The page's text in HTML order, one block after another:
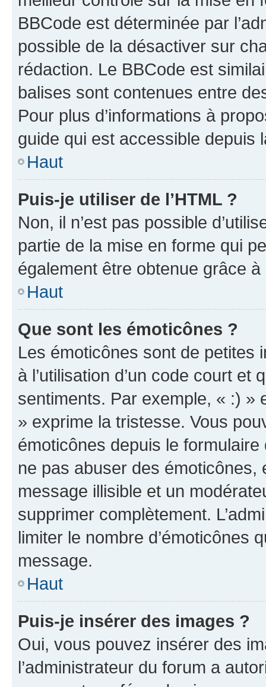
BBCode est déterminée par
possible de la désactiver sur
rédaction. Le BBCode est
balises sont contenues entre
Pour plus d’informations à
guide qui est accessible depuis
Haut
Puis-je utiliser de l’HTML ?
Non, il n’est pas possible
partie de la mise en forme qui
également être obtenue grâce à
Haut
Que sont les émoticônes ?
Les émoticônes sont de petites
à l’utilisation d’un code court et
sentiments. Par exemple, « :) »
» exprime la tristesse. Vous
émoticônes depuis le
ne pas abuser des
message illisible et un
supprimer complètement.
limiter le nombre d’émoticônes
message.
Haut
Puis-je insérer des images ?
Oui, vous pouvez insérer des
l’administrateur du forum a